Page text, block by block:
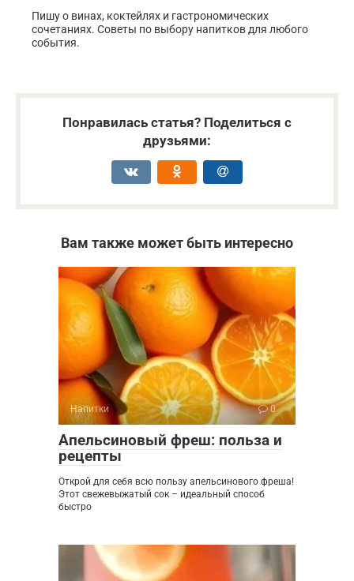
Пишу о винах, коктейлях и гастрономических
сочетаниях. Советы по выбору напитков для любого
события.
Понравилась статья? Поделиться с
друзьями:
Вам также может быть интересно
Напитки 0
Апельсиновый фреш: польза и
рецепты
Открой для себя всю пользу апельсинового фреша!
Этот свежевыжатый сок – идеальный способ
быстро